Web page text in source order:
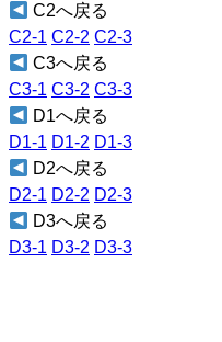
C2へ戻る
C2-1 C2-2 C2-3
C3へ戻る
C3-1 C3-2 C3-3
D1へ戻る
D1-1 D1-2 D1-3
D2へ戻る
D2-1 D2-2 D2-3
D3へ戻る
D3-1 D3-2 D3-3